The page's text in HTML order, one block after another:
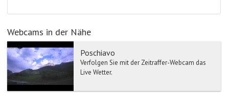
Webcams in der Nähe
Poschiavo
Verfolgen Sie mit der Zeitraffer-Webcam das
Live Wetter.